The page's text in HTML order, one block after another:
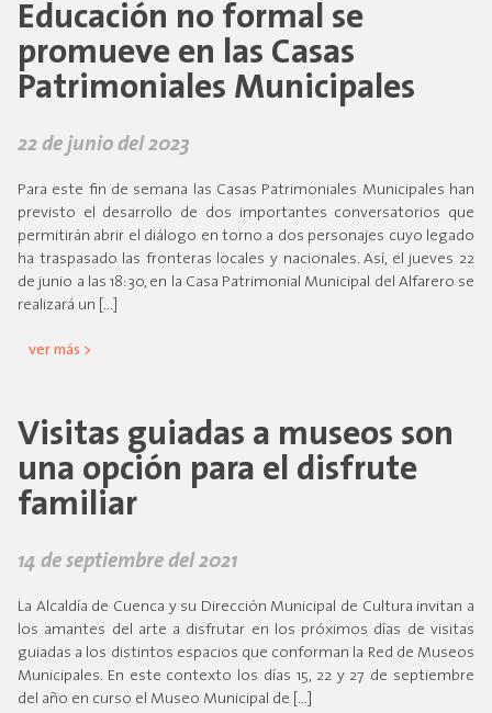
Educación no formal se
promueve en las Casas
Patrimoniales Municipales
22 de junio del 2023
Para este fin de semana las Casas Patrimoniales Municipales han
previsto el desarrollo de dos importantes conversatorios que
permitirán abrir el diálogo en torno a dos personajes cuyo legado
ha traspasado las fronteras locales y nacionales. Así, el jueves 22
de junio a las 18:30, en la Casa Patrimonial Municipal del Alfarero se
realizará un […]
ver más >
Visitas guiadas a museos son
una opción para el disfrute
familiar
14 de septiembre del 2021
La Alcaldía de Cuenca y su Dirección Municipal de Cultura invitan a
los amantes del arte a disfrutar en los próximos días de visitas
guiadas a los distintos espacios que conforman la Red de Museos
Municipales. En este contexto los días 15, 22 y 27 de septiembre
del año en curso el Museo Municipal de […]